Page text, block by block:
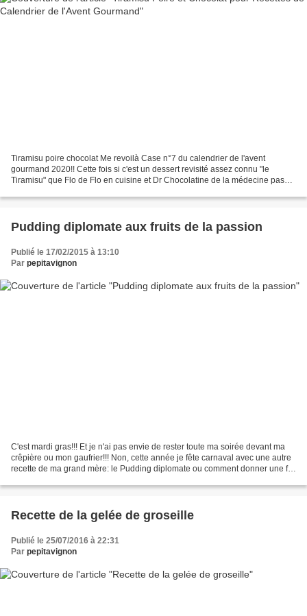
Tiramisu poire chocolat Me revoilà Case n°7 du calendrier de l'avent
gourmand 2020!! Cette fois si c'est un dessert revisité assez connu "le
Tiramisu" que Flo de Flo en cuisine et Dr Chocolatine de la médecine passe
Pudding diplomate aux fruits de la passion
Publié le 17/02/2015 à 13:10
Par pepitavignon
C'est mardi gras!!! Et je n'ai pas envie de rester toute ma soirée devant ma
crêpière ou mon gaufrier!!! Non, cette année je fête carnaval avec une autre
recette de ma grand mère: le Pudding diplomate ou comment donner une fin
Recette de la gelée de groseille
Publié le 25/07/2016 à 22:31
Par pepitavignon